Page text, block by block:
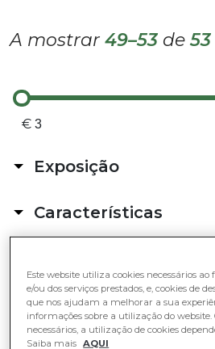
A mostrar 49–53 de 53
€
Exposição
Sol indireto (>4h de luz)
No Interior
Luz natural fraca
Muita luz natural (não
Sem luz natural
Características
Bonsai
Pet friendly
Plantas de suspensão
Purificadoras de ar
Difícil
Fácil de cuidar
Moderado
LIMPAR
Este website utiliza cookies necessários
e/ou dos serviços prestados, e, cookies de
que nos ajudam a melhorar a sua
informações sobre a utilização do website.
necessários, a utilização de cookies
Saiba mais AQUI